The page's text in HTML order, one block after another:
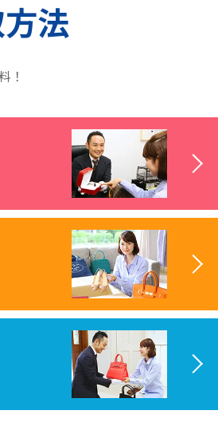
法
！